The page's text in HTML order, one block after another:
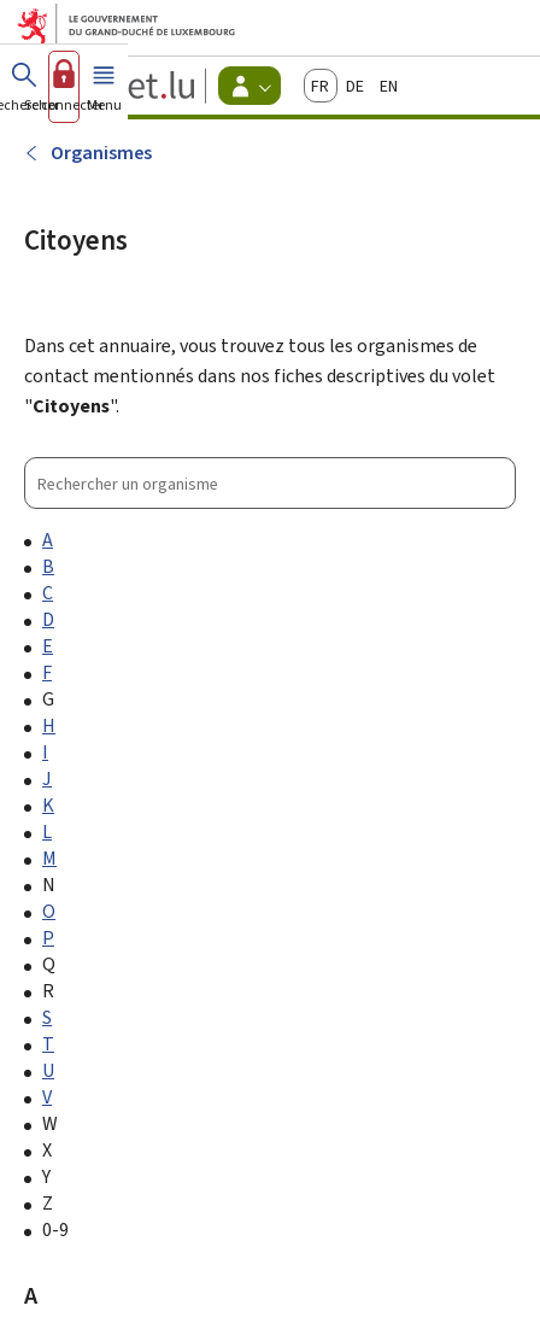
Aller au menu principal
Aller au contenu
Guichet.lu
Changer
d'espace
FrançaisDeutschEnglish
Se connecterMenu principal
Organismes
Citoyens
Dans cet annuaire, vous trouvez tous les organismes de
contact mentionnés dans nos fiches descriptives du volet
"Citoyens".
Rechercher
un
organisme
A
B
C
D
E
F
G
H
I
J
K
L
M
N
O
P
Q
R
S
T
U
V
W
X
Y
Z
0-9
A